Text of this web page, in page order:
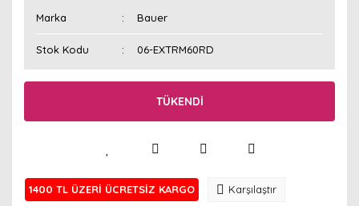
Marka Bauer
Stok Kodu 06-EXTRM60RD
TÜKENDİ
1400 TL ÜZERİ ÜCRETSİZ KARGO Karşılaştır